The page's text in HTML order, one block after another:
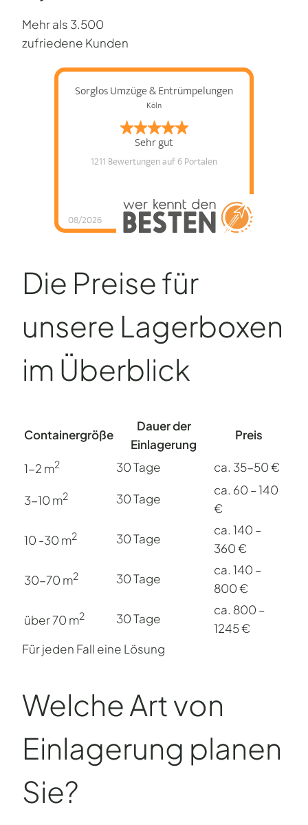
Mehr als 3.500
zufriedene Kunden
Sorglos Umzüge & Entrümpelungen
Köln
Sehr gut
1211 Bewertungenauf 6 Portalen
08/2026
Die Preise für
unsere Lagerboxen
im Überblick
Containergröße
Dauer der
Einlagerung
Preis
1-2 m2 30 Tage ca. 35-50 €
3-10 m2 30 Tage
ca. 60 – 140
€
10 -30 m2 30 Tage
ca. 140 –
360 €
30-70 m2 30 Tage
ca. 140 –
800 €
über 70 m2 30 Tage
ca. 800 –
1245 €
Für jeden Fall eine Lösung
Welche Art von
Einlagerung planen
Sie?